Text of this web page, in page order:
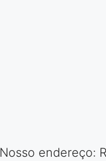
Nosso endereço: